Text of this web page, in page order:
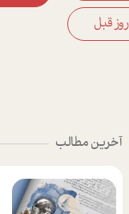
آخرین مطالب